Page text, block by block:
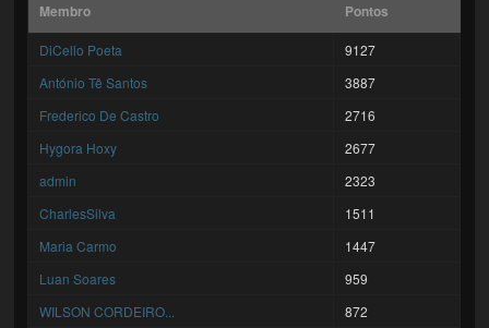
Membro Pontos
DiCello Poeta
9127
António Tê Santos
3887
Frederico De Castro
2716
Hygora Hoxy
2677
admin
2323
CharlesSilva
1511
Maria Carmo
1447
Luan Soares
959
WILSON CORDEIRO...
872